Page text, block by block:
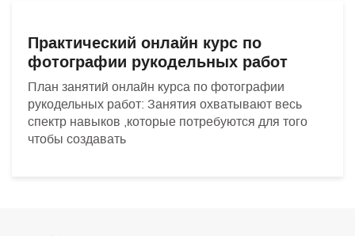
Практический онлайн курс по
фотографии рукодельных работ
План занятий онлайн курса по фотографии
рукодельных работ: Занятия охватывают весь
спектр навыков ,которые потребуются для того
чтобы создавать